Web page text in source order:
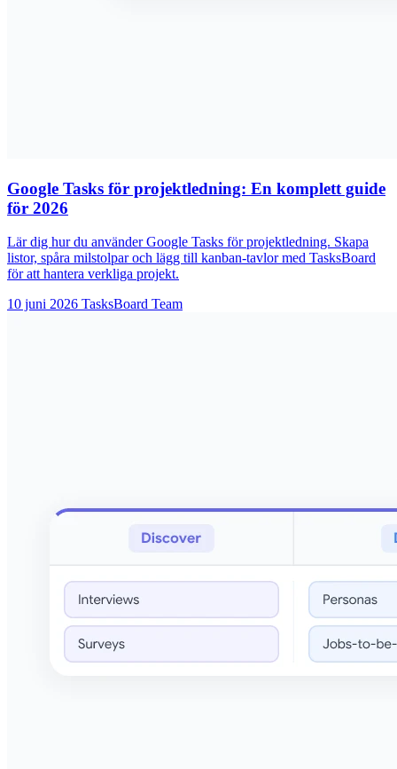
Google Tasks för projektledning: En komplett guide
för 2026
Lär dig hur du använder Google Tasks för projektledning. Skapa
listor, spåra milstolpar och lägg till kanban-tavlor med TasksBoard
för att hantera verkliga projekt.
10 juni 2026 TasksBoard Team